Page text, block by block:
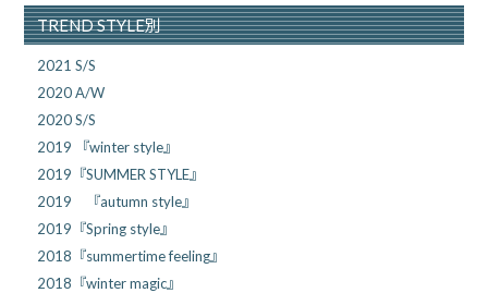
TREND STYLE別
2021 S/S
2020 A/W
2020 S/S
2019 『winter style』
2019『SUMMER STYLE』
2019 『autumn style』
2019『Spring style』
2018『summertime feeling』
2018『winter magic』